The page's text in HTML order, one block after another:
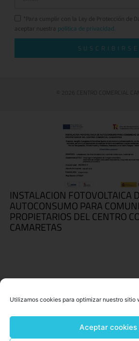
Utilizamos cookies para optimizar nuestro sitio
Aceptar cookies
*Para cumplir con la Ley de Protección de
aceptar nuestra política de privacidad.
SUSCRIBIRSE
© 2026 CENTRO COMERCIAL
INSTALACION FOTOVOLTAICA
AUTOCONSUMO PARA
PROPIETARIOS DEL CENTRO
CAMARETAS